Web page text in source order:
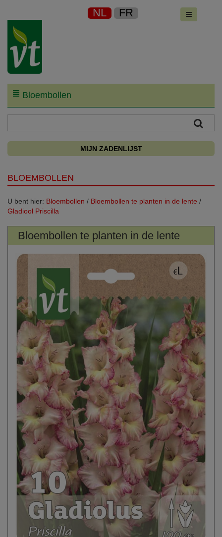
NL FR
Bloembollen
MIJN ZADENLIJST
BLOEMBOLLEN
U bent hier: Bloembollen / Bloembollen te planten in de lente /
Gladiool Priscilla
Bloembollen te planten in de lente